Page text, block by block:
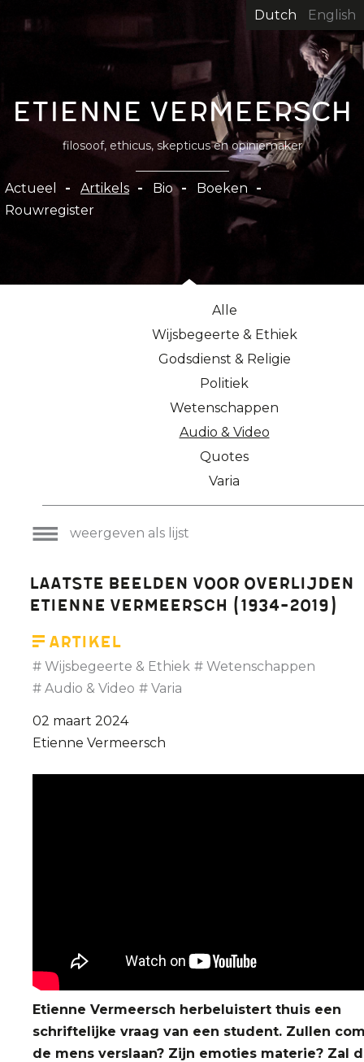
inhoud
gaan
Dutch English
Etienne Vermeersch
filosoof, ethicus, skepticus en opiniemaker
Hoofdnavigatie
Actueel Artikels Bio
Boeken
Rouwregister
Alle
Wijsbegeerte & Ethiek
Godsdienst & Religie
Politiek
Wetenschappen
Audio & Video
Quotes
Varia
weergeven als lijst
Laatste beelden voor overlijden
Etienne Vermeersch (1934-2019)
Artikel
Wijsbegeerte & Ethiek
Wetenschappen
Audio & Video
Varia
02 maart 2024
Etienne Vermeersch
Etienne Vermeersch herbeluistert thuis een
schriftelijke vraag van een student. Zullen
de mens verslaan? Zijn emoties materie? Zal